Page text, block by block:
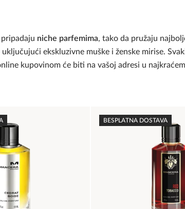
pripadaju niche parfemima, tako da pružaju
ekskluzivne muške i ženske mirise.
kupovinom će biti na vašoj adresi u
BESPLATNA DOSTAVA